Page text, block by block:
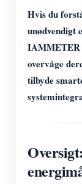
Hvis du
unødvendigt
IAMMETER
overvåge
tilbyde